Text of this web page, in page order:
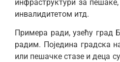
инфраструктури за
инвалидитетом итд.
Примера ради, узећу град
радим. Поједина градска
или пешачке стазе и деца